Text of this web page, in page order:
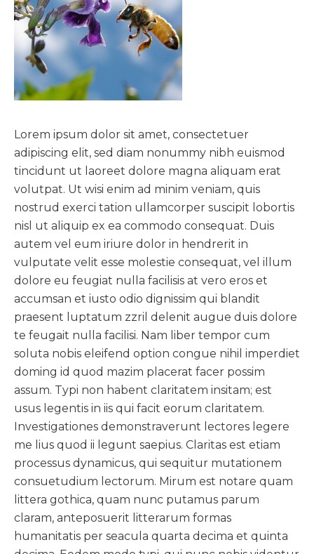
Lorem ipsum dolor sit amet, consectetuer
adipiscing elit, sed diam nonummy nibh euismod
tincidunt ut laoreet dolore magna aliquam erat
volutpat. Ut wisi enim ad minim veniam, quis
nostrud exerci tation ullamcorper suscipit lobortis
nisl ut aliquip ex ea commodo consequat. Duis
autem vel eum iriure dolor in hendrerit in
vulputate velit esse molestie consequat, vel illum
dolore eu feugiat nulla facilisis at vero eros et
accumsan et iusto odio dignissim qui blandit
praesent luptatum zzril delenit augue duis dolore
te feugait nulla facilisi. Nam liber tempor cum
soluta nobis eleifend option congue nihil imperdiet
doming id quod mazim placerat facer possim
assum. Typi non habent claritatem insitam; est
usus legentis in iis qui facit eorum claritatem.
Investigationes demonstraverunt lectores legere
me lius quod ii legunt saepius. Claritas est etiam
processus dynamicus, qui sequitur mutationem
consuetudium lectorum. Mirum est notare quam
littera gothica, quam nunc putamus parum
claram, anteposuerit litterarum formas
humanitatis per seacula quarta decima et quinta